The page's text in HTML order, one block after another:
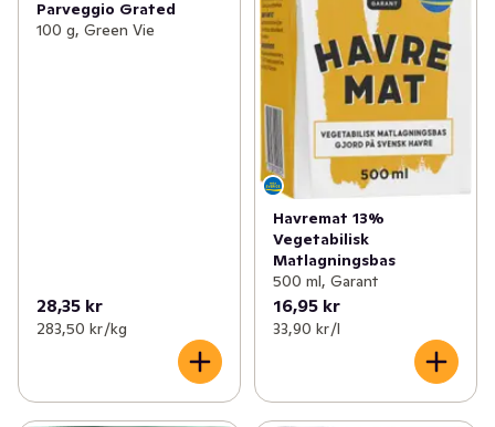
Parveggio Grated
100 g, Green Vie
28,35 kr
283,50 kr /kg
Havremat 13%
Vegetabilisk
Matlagningsbas
500 ml, Garant
16,95 kr
33,90 kr /l